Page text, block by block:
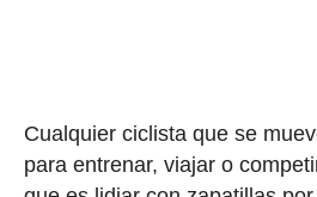
Cualquier ciclista que se
para entrenar, viajar o